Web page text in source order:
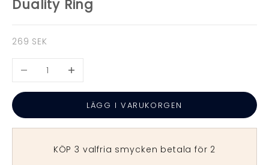
Duality Ring
REA-pris
269 SEK
Minska antal Öka antal
LÄGG I VARUKORGEN
KÖP 3 valfria smycken betala för 2